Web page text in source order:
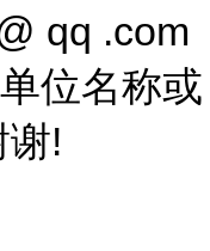
qq .com
位名称或
!